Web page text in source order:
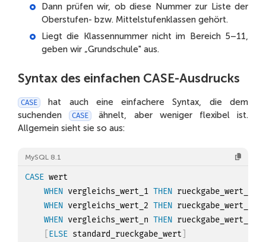
Mittelstufe
4 A Grundschule
Dann prüfen wir, ob diese Nummer zur Liste der
Oberstufen- bzw. Mittelstufenklassen gehört.
Liegt die Klassennummer nicht im Bereich 5–11,
geben wir „Grundschule" aus.
Syntax des einfachen CASE-Ausdrucks
CASE
hat auch eine einfachere Syntax, die dem
suchenden CASE
ähnelt, aber weniger flexibel ist.
Allgemein sieht sie so aus:
MySQL 8.1
CASE wert
WHEN vergleichs_wert_1 THEN rueckgabe_wert_1
WHEN vergleichs_wert_2 THEN rueckgabe_wert_2
WHEN vergleichs_wert_n THEN rueckgabe_wert_n
ELSE standard_rueckgabe_wert